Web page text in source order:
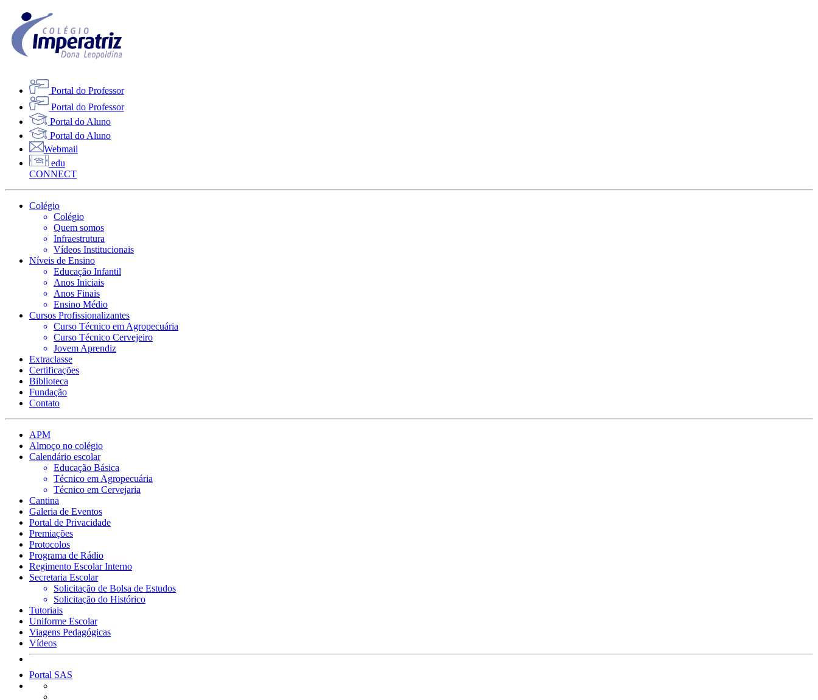
Portal do Professor
Portal do Professor
Portal do Aluno
Portal do Aluno
Webmail
edu
CONNECT
Colégio
Colégio
Quem somos
Infraestrutura
Vídeos Institucionais
Níveis de Ensino
Educação Infantil
Anos Iniciais
Anos Finais
Ensino Médio
Cursos Profissionalizantes
Curso Técnico em Agropecuária
Curso Técnico Cervejeiro
Jovem Aprendiz
Extraclasse
Certificações
Biblioteca
Fundação
Contato
APM
Almoço no colégio
Calendário escolar
Educação Básica
Técnico em Agropecuária
Técnico em Cervejaria
Cantina
Galeria de Eventos
Portal de Privacidade
Premiações
Protocolos
Programa de Rádio
Regimento Escolar Interno
Secretaria Escolar
Solicitação de Bolsa de Estudos
Solicitação do Histórico
Tutoriais
Uniforme Escolar
Viagens Pedagógicas
Vídeos
Portal SAS